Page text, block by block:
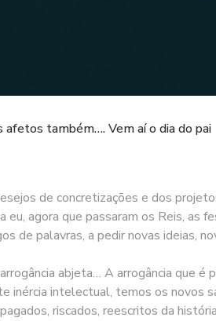
afetos também…. Vem aí o dia do pai
de concretizações e dos
eu, agora que passaram os Reis,
de palavras, a pedir novas ideias,
abjeta… A arrogância que
inércia intelectual, temos os
riscados, reescritos da